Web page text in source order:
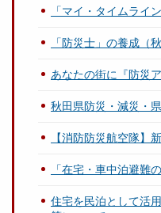
「マイ・タイムライ
「防災士」の養成（
あなたの街に『防災
秋田県防災・減災・
【消防防災航空隊】
「在宅・車中泊避難
住宅を民泊として活